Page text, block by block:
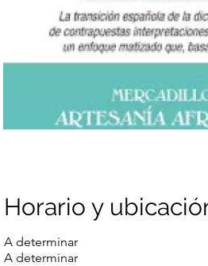
Horario y
A determinar
A determinar